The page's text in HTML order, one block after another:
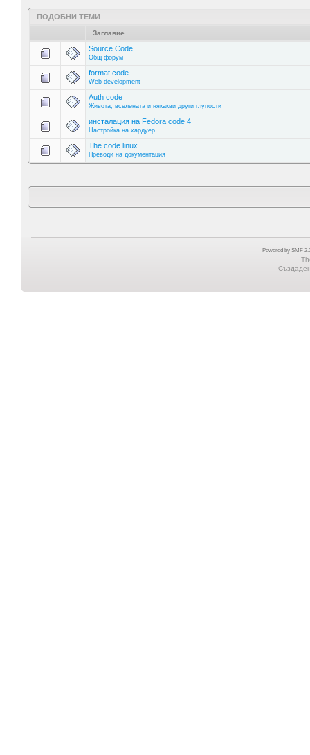
ПОДОБНИ ТЕМИ
Заглавие
Source Code
Общ форум
format code
Web development
Auth code
Живота, вселената и някакви други глупости
инсталация на Fedora code 4
Настройка на хардуер
The code linux
Преводи на документация
Powered by SMF